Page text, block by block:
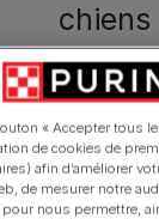
chiens
Chien adulte
« Accepter tous
de cookies de
afin d’améliorer
de mesurer notre
nous permettre,